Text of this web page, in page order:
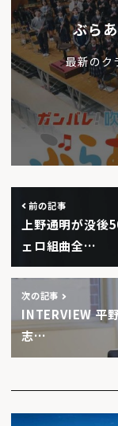
ぶら
最新のク
前の記事
上野通明が没後
ェロ組曲全…
次の記事
INTERVIEW 平
志…